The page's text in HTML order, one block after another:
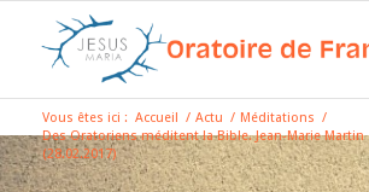
Vous êtes ici : Accueil / Actu / Méditations /
Des Oratoriens méditent la Bible. Jean-Marie Martin
(28.02.2017)